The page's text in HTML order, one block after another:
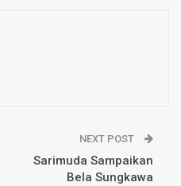
NEXT POST
Sarimuda Sampaikan
Bela Sungkawa